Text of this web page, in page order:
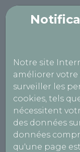
Notre site
améliorer
surveiller les
cookies, tels
nécessitent
des données
données
qu'une page
Cookies
similaires
La
Qu’est-ce